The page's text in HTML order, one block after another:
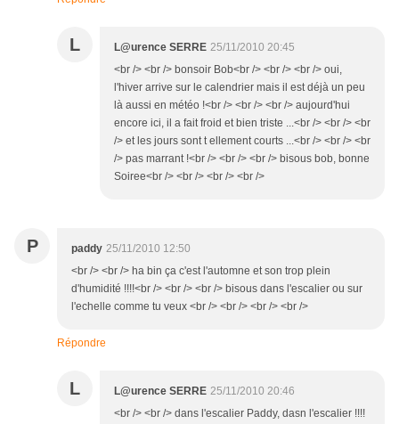
L L@urence SERRE 25/11/2010 20:45
<br /> <br /> bonsoir Bob<br /> <br /> <br /> oui,
l'hiver arrive sur le calendrier mais il est déjà un peu
là aussi en météo !<br /> <br /> <br /> aujourd'hui
encore ici, il a fait froid et bien triste ...<br /> <br /> <br
/> et les jours sont t ellement courts ...<br /> <br /> <br
/> pas marrant !<br /> <br /> <br /> bisous bob, bonne
Soiree<br /> <br /> <br /> <br />
P paddy 25/11/2010 12:50
<br /> <br /> ha bin ça c'est l'automne et son trop plein
d'humidité !!!!<br /> <br /> <br /> bisous dans l'escalier ou sur
l'echelle comme tu veux <br /> <br /> <br /> <br />
Répondre
L L@urence SERRE 25/11/2010 20:46
<br /> <br /> dans l'escalier Paddy, dasn l'escalier !!!!